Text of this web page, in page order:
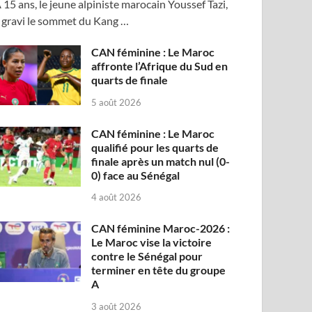
15 ans, le jeune alpiniste marocain Youssef Tazi,
gravi le sommet du Kang …
CAN féminine : Le Maroc
affronte l’Afrique du Sud en
quarts de finale
5 août 2026
CAN féminine : Le Maroc
qualifié pour les quarts de
finale après un match nul (0-
0) face au Sénégal
4 août 2026
CAN féminine Maroc-2026 :
Le Maroc vise la victoire
contre le Sénégal pour
terminer en tête du groupe
A
3 août 2026